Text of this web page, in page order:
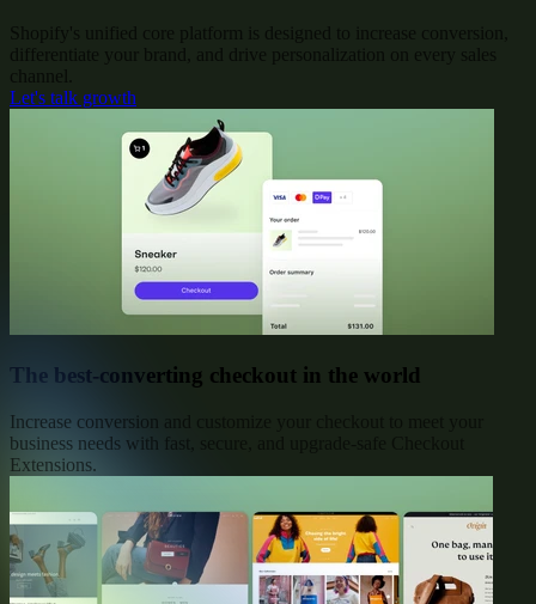
Shopify's unified core platform is designed to increase conversion,
differentiate your brand, and drive personalization on every sales
channel.
Let's talk growth
The best-converting checkout in the world
Increase conversion and customize your checkout to meet your
business needs with fast, secure, and upgrade-safe Checkout
Extensions.